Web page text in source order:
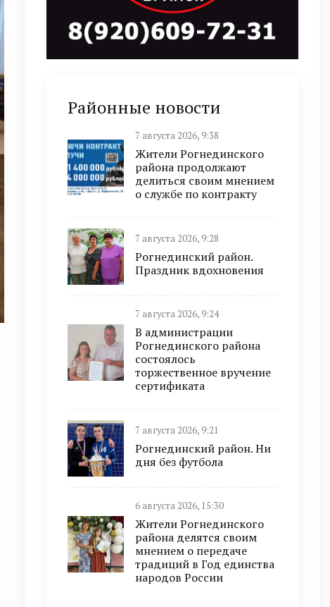
Районные новости
7 августа 2026, 9:38
Жители Рогнединского
района продолжают
делиться своим мнением
о службе по контракту
7 августа 2026, 9:28
Рогнединский район.
Праздник вдохновения
7 августа 2026, 9:24
В администрации
Рогнединского района
состоялось
торжественное вручение
сертификата
7 августа 2026, 9:21
Рогнединский район. Ни
дня без футбола
6 августа 2026, 15:30
Жители Рогнединского
района делятся своим
мнением о передаче
традиций в Год единства
народов России